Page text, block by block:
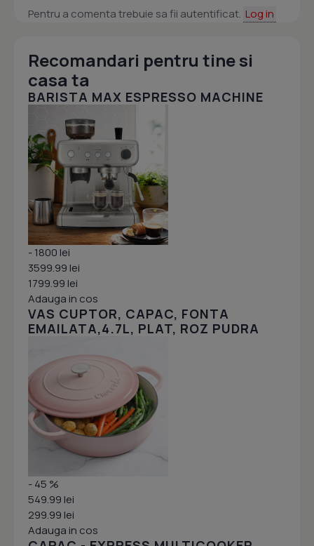
Pentru a comenta trebuie sa fii autentificat. Log in
Recomandari pentru tine si
casa ta
BARISTA MAX ESPRESSO MACHINE
- 1800 lei
3599.99 lei
1799.99 lei
Adauga in cos
VAS CUPTOR, CAPAC, FONTA
EMAILATA,4.7L, PLAT, ROZ PUDRA
- 45 %
549.99 lei
299.99 lei
Adauga in cos